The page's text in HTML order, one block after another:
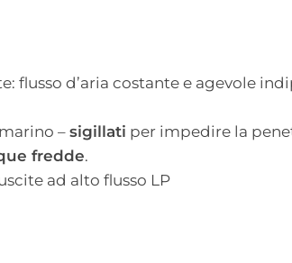
flusso d’aria costante e agevole
–sigillati per impedire la
fredde.
ad alto flusso LP